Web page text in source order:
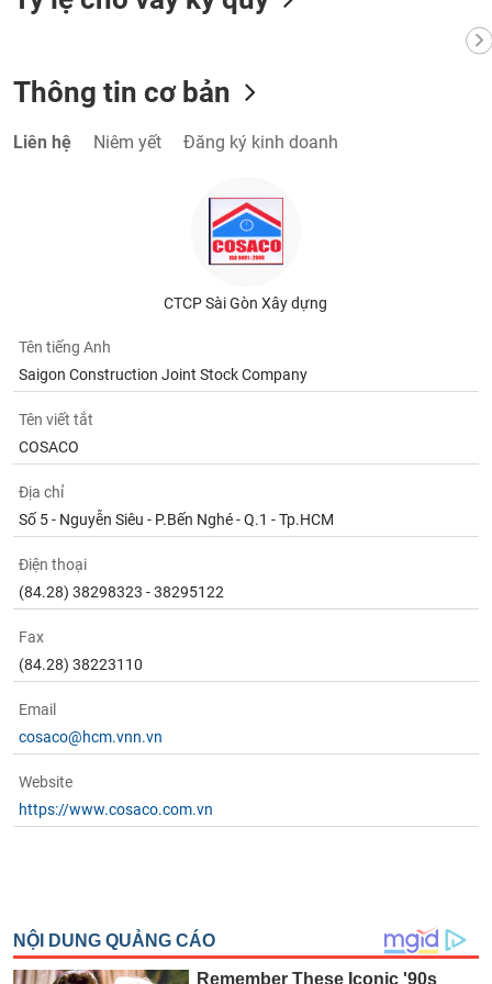
Thông tin cơ bản
Liên hệ Niêm yết Đăng ký kinh doanh
CTCP Sài Gòn Xây dựng
Tên tiếng Anh
Saigon Construction Joint Stock Company
Tên viết tắt
COSACO
Địa chỉ
Số 5 - Nguyễn Siêu - P.Bến Nghé - Q.1 - Tp.HCM
Điện thoại
(84.28) 38298323 - 38295122
Fax
(84.28) 38223110
Email
cosaco@hcm.vnn.vn
Website
https://www.cosaco.com.vn
VỤ
SẢN
chứng
(-)
Tất cả
Lãnh
đạo
(-)
Tất cả
tức
(-)
viết
Báo
cáo